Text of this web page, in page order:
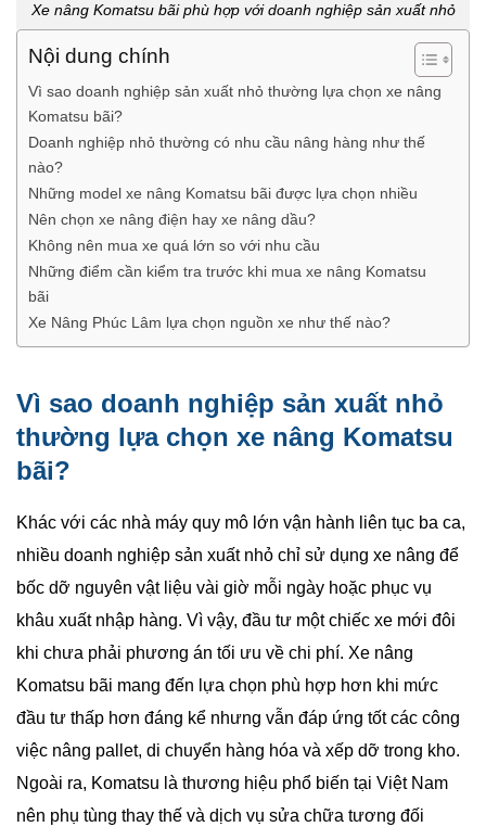
Xe nâng Komatsu bãi phù hợp với doanh nghiệp sản xuất nhỏ
Nội dung chính
Vì sao doanh nghiệp sản xuất nhỏ thường lựa chọn xe nâng
Komatsu bãi?
Doanh nghiệp nhỏ thường có nhu cầu nâng hàng như thế
nào?
Những model xe nâng Komatsu bãi được lựa chọn nhiều
Nên chọn xe nâng điện hay xe nâng dầu?
Không nên mua xe quá lớn so với nhu cầu
Những điểm cần kiểm tra trước khi mua xe nâng Komatsu
bãi
Xe Nâng Phúc Lâm lựa chọn nguồn xe như thế nào?
Vì sao doanh nghiệp sản xuất nhỏ
thường lựa chọn xe nâng Komatsu
bãi?
Khác với các nhà máy quy mô lớn vận hành liên tục ba ca,
nhiều doanh nghiệp sản xuất nhỏ chỉ sử dụng xe nâng để
bốc dỡ nguyên vật liệu vài giờ mỗi ngày hoặc phục vụ
khâu xuất nhập hàng. Vì vậy, đầu tư một chiếc xe mới đôi
khi chưa phải phương án tối ưu về chi phí. Xe nâng
Komatsu bãi mang đến lựa chọn phù hợp hơn khi mức
đầu tư thấp hơn đáng kể nhưng vẫn đáp ứng tốt các công
việc nâng pallet, di chuyển hàng hóa và xếp dỡ trong kho.
Ngoài ra, Komatsu là thương hiệu phổ biến tại Việt Nam
nên phụ tùng thay thế và dịch vụ sửa chữa tương đối